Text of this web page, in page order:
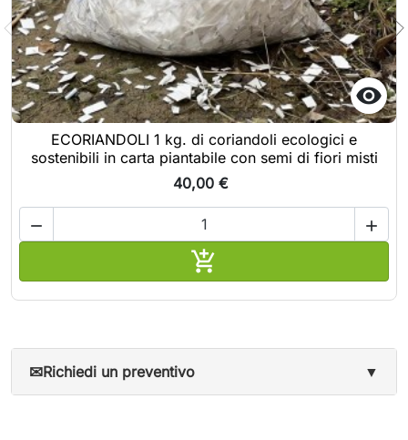

ECORIANDOLI 1 kg. di coriandoli ecologici e
sostenibili in carta piantabile con semi di fiori misti
40,00 €
 

✉Richiedi un preventivo ▼